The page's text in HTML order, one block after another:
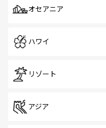
オセアニア
ハワイ
リゾート
アジア